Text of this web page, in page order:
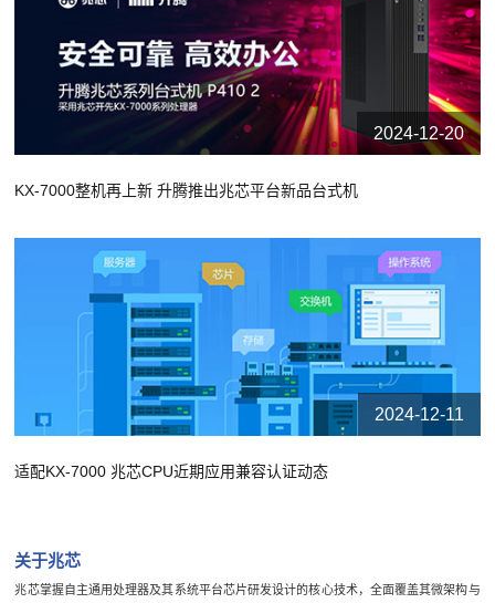
2024-12-20
KX-7000整机再上新 升腾推出兆芯平台新品台式机
2024-12-11
适配KX-7000 兆芯CPU近期应用兼容认证动态
关于兆芯
兆芯掌握自主通用处理器及其系统平台芯片研发设计的核心技术，全面覆盖其微架构与